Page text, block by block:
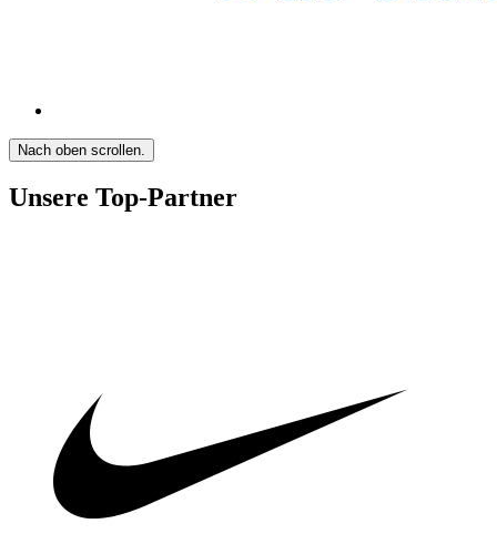
Nach oben scrollen.
Unsere Top-Partner